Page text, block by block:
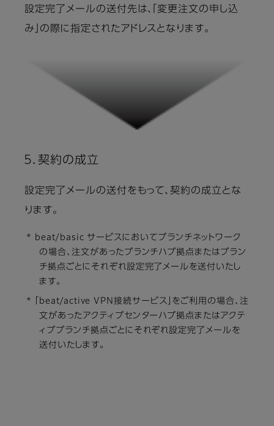
設定完了メールの送付先は、「変更注文の申し込
み」の際に指定されたアドレスとなります。
５．契約の成立
設定完了メールの送付をもって、契約の成立とな
ります。
* beat/basic サービスにおいてブランチネットワーク
の場合、注文があったブランチハブ拠点またはブラン
チ拠点ごとにそれぞれ設定完了メールを送付いたし
ます。
* 「beat/active VPN接続サービス」をご利用の場合、注
文があったアクティブセンターハブ拠点またはアクテ
ィブブランチ拠点ごとにそれぞれ設定完了メールを
送付いたします。